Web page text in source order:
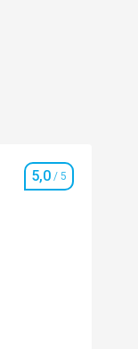
Hodnotenie
5,0 / 5